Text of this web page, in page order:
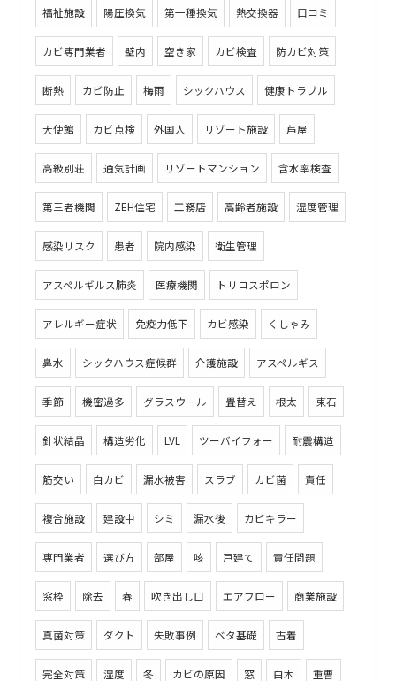
福祉施設 陽圧換気 第一種換気 熱交換器 口コミ
カビ専門業者 壁内 空き家 カビ検査 防カビ対策
断熱 カビ防止 梅雨 シックハウス 健康トラブル
大使館 カビ点検 外国人 リゾート施設 芦屋
高級別荘 通気計画 リゾートマンション 含水率検査
第三者機関 ZEH住宅 工務店 高齢者施設 湿度管理
感染リスク 患者 院内感染 衛生管理
アスペルギルス肺炎 医療機関 トリコスポロン
アレルギー症状 免疫力低下 カビ感染 くしゃみ
鼻水 シックハウス症候群 介護施設 アスペルギス
季節 機密過多 グラスウール 畳替え 根太 束石
針状結晶 構造劣化 LVL ツーバイフォー 耐震構造
筋交い 白カビ 漏水被害 スラブ カビ菌 責任
複合施設 建設中 シミ 漏水後 カビキラー
専門業者 選び方 部屋 咳 戸建て 責任問題
窓枠 除去 春 吹き出し口 エアフロー 商業施設
真菌対策 ダクト 失敗事例 ベタ基礎 古着
完全対策 湿度 冬 カビの原因 窓 白木 重曹